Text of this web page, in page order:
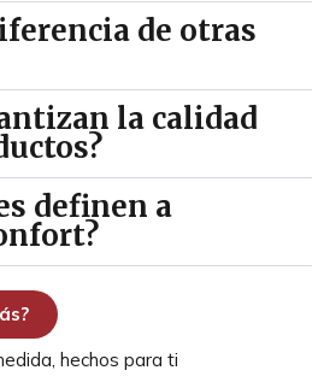
de otras
la calidad
definen a
hechos para ti